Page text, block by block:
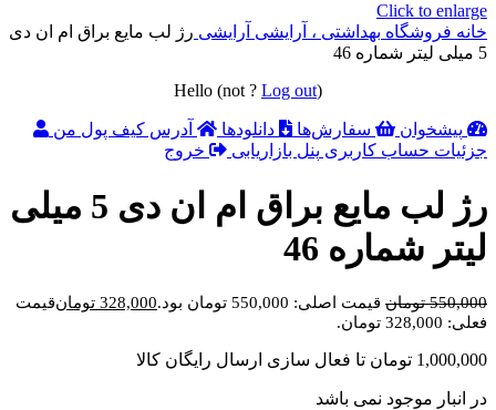
Click to enlarge
خانه فروشگاه بهداشتی ، آرایشی آرایشی رژ لب مایع براق ام ان دی
5 میلی لیتر شماره 46
Hello (not ? Log out)
پیشخوان سفارش‌ها دانلودها آدرس کیف پول من
جزئیات حساب کاربری پنل بازاریابی خروج
رژ لب مایع براق ام ان دی 5 میلی
لیتر شماره 46
550,000 تومان قیمت اصلی: 550,000 تومان بود. 328,000 تومانقیمت
فعلی: 328,000 تومان.
1,000,000 تومان تا فعال سازی ارسال رایگان کالا
در انبار موجود نمی باشد